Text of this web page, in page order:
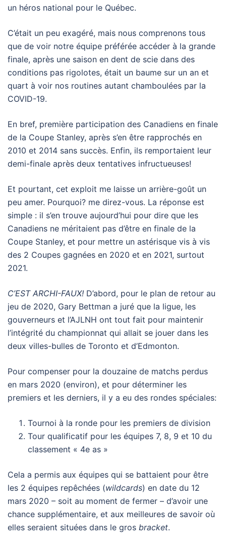
un héros national pour le Québec.
C’était un peu exagéré, mais nous comprenons tous
que de voir notre équipe préférée accéder à la grande
finale, après une saison en dent de scie dans des
conditions pas rigolotes, était un baume sur un an et
quart à voir nos routines autant chamboulées par la
COVID-19.
En bref, première participation des Canadiens en finale
de la Coupe Stanley, après s’en être rapprochés en
2010 et 2014 sans succès. Enfin, ils remportaient leur
demi-finale après deux tentatives infructueuses!
Et pourtant, cet exploit me laisse un arrière-goût un
peu amer. Pourquoi? me direz-vous. La réponse est
simple : il s’en trouve aujourd’hui pour dire que les
Canadiens ne méritaient pas d’être en finale de la
Coupe Stanley, et pour mettre un astérisque vis à vis
des 2 Coupes gagnées en 2020 et en 2021, surtout
2021.
C’EST ARCHI-FAUX! D’abord, pour le plan de retour au
jeu de 2020, Gary Bettman a juré que la ligue, les
gouverneurs et l’AJLNH ont tout fait pour maintenir
l’intégrité du championnat qui allait se jouer dans les
deux villes-bulles de Toronto et d’Edmonton.
Pour compenser pour la douzaine de matchs perdus
en mars 2020 (environ), et pour déterminer les
premiers et les derniers, il y a eu des rondes spéciales:
Tournoi à la ronde pour les premiers de division
Tour qualificatif pour les équipes 7, 8, 9 et 10 du
classement « 4e as »
Cela a permis aux équipes qui se battaient pour être
les 2 équipes repêchées (wildcards) en date du 12
mars 2020 – soit au moment de fermer – d’avoir une
chance supplémentaire, et aux meilleures de savoir où
elles seraient situées dans le gros bracket.